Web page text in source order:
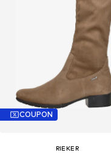
COUPON
RIEKER